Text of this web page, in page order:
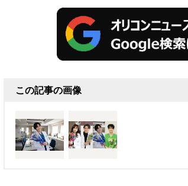
ていたかのような温かい空気感で迎
く楽しかったです」と笑顔で撮影を
この記事の画像